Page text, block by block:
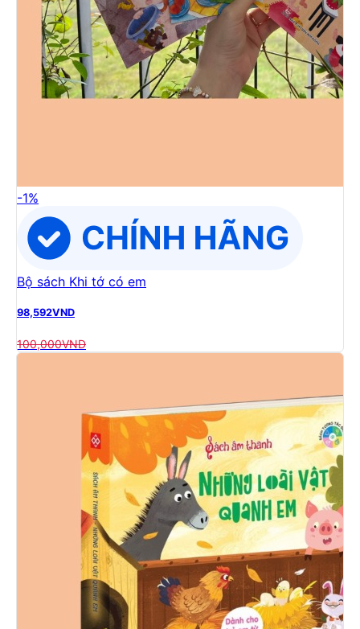
-1%
Bộ sách Khi tớ có em
98,592VND
100,000VND